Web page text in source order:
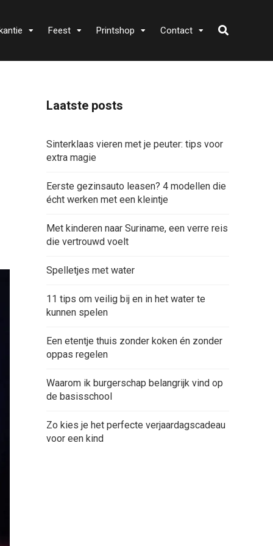
Feest Printshop Contact
Laatste posts
Sinterklaas vieren met je peuter: tips voor
extra magie
Eerste gezinsauto leasen? 4 modellen die
écht werken met een kleintje
Met kinderen naar Suriname, een verre reis
die vertrouwd voelt
Spelletjes met water
11 tips om veilig bij en in het water te
kunnen spelen
Een etentje thuis zonder koken én zonder
oppas regelen
Waarom ik burgerschap belangrijk vind op
de basisschool
Zo kies je het perfecte verjaardagscadeau
voor een kind